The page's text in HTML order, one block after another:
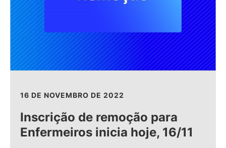
16 DE NOVEMBRO DE 2022
Inscrição de remoção para
Enfermeiros inicia hoje, 16/11